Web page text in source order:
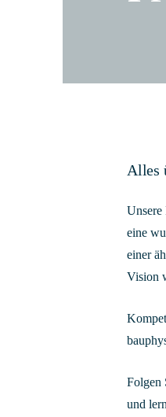
Alles
Unsere
eine
einer
Vision
Folgen
und